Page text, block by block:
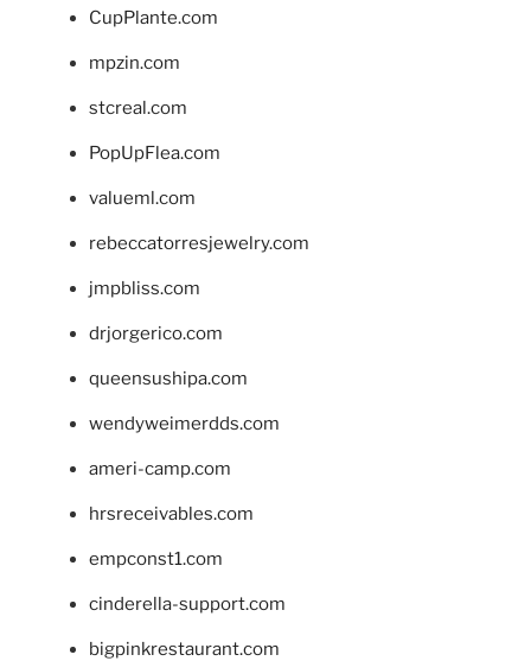
CupPlante.com
mpzin.com
stcreal.com
PopUpFlea.com
valueml.com
rebeccatorresjewelry.com
jmpbliss.com
drjorgerico.com
queensushipa.com
wendyweimerdds.com
ameri-camp.com
hrsreceivables.com
empconst1.com
cinderella-support.com
bigpinkrestaurant.com